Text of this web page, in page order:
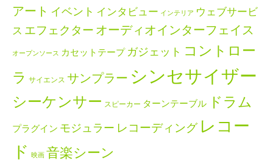
アート イベント インタビュー インテリア ウェブサービ
ス エフェクター オーディオインターフェイス
オープンソース カセットテープ ガジェット コントロー
ラ サイエンス サンプラー シンセサイザー
シーケンサー スピーカー ターンテーブル ドラム
プラグイン モジュラー レコーディング レコー
ド 映画 音楽シーン